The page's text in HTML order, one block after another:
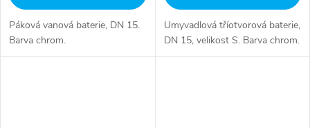
Páková vanová baterie, DN 15.
Barva chrom.
Umyvadlová tříotvorová baterie,
DN 15, velikost S. Barva chrom.